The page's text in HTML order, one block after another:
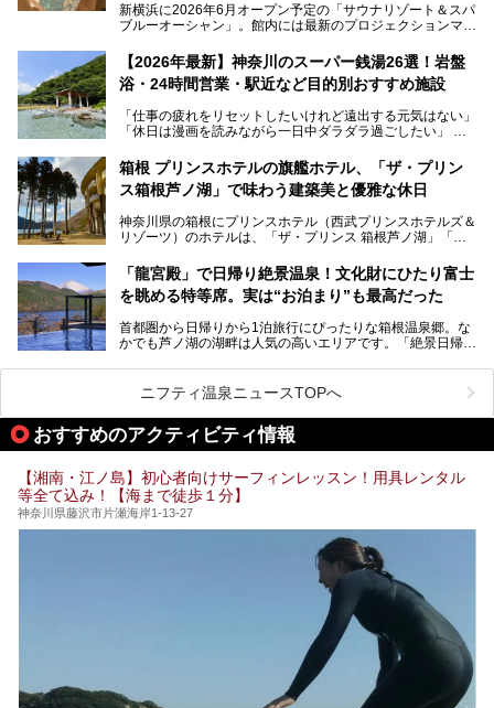
新横浜に2026年6月オープン予定の「サウナリゾート＆スパ
ブルーオーシャン」。館内には最新のプロジェクションマッ
的な“没入感（イマーシブ）”を体験できます。
今回は、そんな大注目の施設に一足先にお邪魔し、その全貌
を見学させていただきました！
サウナ室の中に咲き誇る桜、魚たちが泳ぐ水風呂、そしてバ
リのビーチを思わせる休憩スペース…。驚きの連続だった館
内の様子をレポートします！
【2026年最新】神奈川のスーパー銭湯26選！岩盤
浴・24時間営業・駅近など目的別おすすめ施設
「仕事の疲れをリセットしたいけれど遠出する元気はない」
「休日は漫画を読みながら一日中ダラダラ過ごしたい」
たい」
そんな「癒やされたい」という願いを叶えてくれるのが、神
神奈川県には、サウナや岩盤浴、一日中遊べるエンタメ施設
など、“非日常”を味わえるスーパー銭湯が数多く揃っていま
う」という人も多いはず。
そこで今回は、神奈川県内の人気施設26選を「安さ」「岩
業」「駅近」など、目的別に厳選して紹介します。
今の気分にぴったりの施設を見つけて、最高のリフレッシュ
箱根 プリンスホテルの旗艦ホテル、「ザ・プリン
ス箱根芦ノ湖」で味わう建築美と優雅な休日
神奈川県の箱根にプリンスホテル（西武プリンスホテルズ＆
リゾーツ）のホテルは、「ザ・プリンス 箱根芦ノ湖」「芦
「箱根仙石原プリンスホテル」と4軒あり、今回ご紹介する
「ザ・プリンス 箱根芦ノ湖」は、その中でもフラッグシッ
プ（旗艦）に位置づけられる特別なホテルです。
昭和の日本を代表する建築家の一人、村野藤吾が芦ノ湖の畔
に建てた桃源郷のようなホテルがここ。自家源泉の温泉や、
提供元：株式会社西武・プリンスホテルズワールドワイド
【PR】
この記事はザ・プリンス 箱根芦ノ湖のPR記事です。
「龍宮殿」で日帰り絶景温泉！文化財にひたり富士
を眺める特等席。実は“お泊まり”も最高だった
首都圏から日帰りから1泊旅行にぴったりな箱根温泉郷。な
かでも芦ノ湖の湖畔は人気の高いエリアです。「絶景日帰り
が楽しめるまさに眺望自慢の日帰り温泉。
そしてここは全24室の「箱根 芦ノ湖畔蛸川温泉 龍宮殿」と
して宿泊もできます。宿泊者は「龍宮殿本館」の営業時間に
加えて、朝6時からの宿泊者専用時間帯にも「龍宮殿本館」
のお風呂が利用できます。
今回は日帰り温泉としての「絶景日帰り温泉 龍宮殿本館
（以下、龍宮殿本館）」と、旅館としての「箱根 芦ノ湖畔
蛸川温泉 龍宮殿（以下、龍宮殿）」の両方の魅力をたっぷ
りお伝えします！
ここは箱根神社、九頭龍神社、白龍神社、箱根元宮と箱根の
4つの神社に囲まれたパワースポットです。
提供元：株式会社西武・プリンスホテルズワールドワイド
この記事は箱根 芦ノ湖畔蛸川温泉 龍宮殿のPR記事です。
ニフティ温泉ニュースTOPへ
おすすめのアクティビティ情報
【湘南・江ノ島】初心者向けサーフィンレッスン！用具レンタル
等全て込み！【海まで徒歩１分】
神奈川県藤沢市片瀬海岸1-13-27